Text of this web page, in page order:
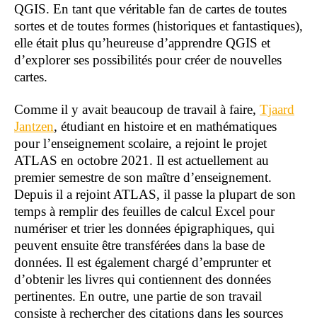
QGIS. En tant que véritable fan de cartes de toutes
sortes et de toutes formes (historiques et fantastiques),
elle était plus qu’heureuse d’apprendre QGIS et
d’explorer ses possibilités pour créer de nouvelles
cartes.
Comme il y avait beaucoup de travail à faire, Tjaard
Jantzen, étudiant en histoire et en mathématiques
pour l’enseignement scolaire, a rejoint le projet
ATLAS en octobre 2021. Il est actuellement au
premier semestre de son maître d’enseignement.
Depuis il a rejoint ATLAS, il passe la plupart de son
temps à remplir des feuilles de calcul Excel pour
numériser et trier les données épigraphiques, qui
peuvent ensuite être transférées dans la base de
données. Il est également chargé d’emprunter et
d’obtenir les livres qui contiennent des données
pertinentes. En outre, une partie de son travail
consiste à rechercher des citations dans les sources